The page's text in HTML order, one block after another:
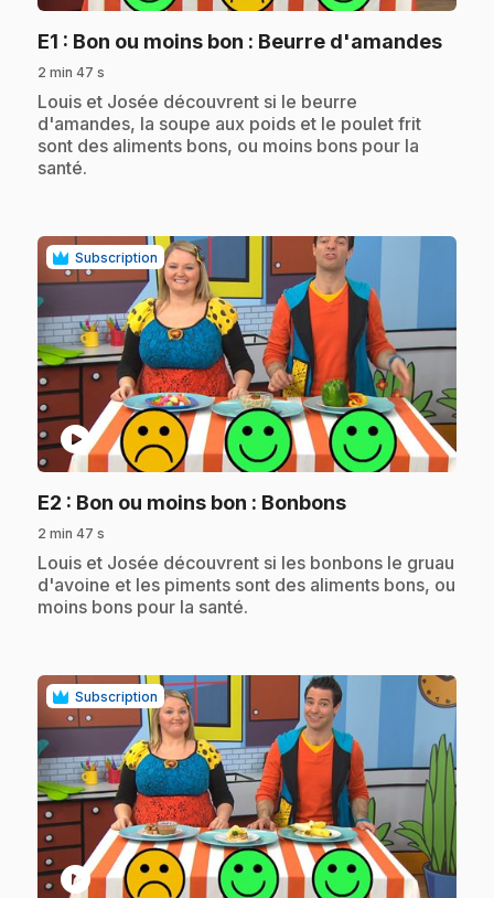
E1 : Bon ou moins bon : Beurre d'amandes.
2 min 47 s
.Louis et Josée découvrent si le beurre
d'amandes, la soupe aux poids et le poulet frit
sont des aliments bons, ou moins bons pour la
santé.
Subscription
play_circle
E2 : Bon ou moins bon : Bonbons.
2 min 47 s
.Louis et Josée découvrent si les bonbons le gruau
d'avoine et les piments sont des aliments bons, ou
moins bons pour la santé.
Subscription
play_circle